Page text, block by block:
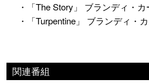
・「The Story」 ブランディ・
・「Turpentine」 ブランディ・
関連番組